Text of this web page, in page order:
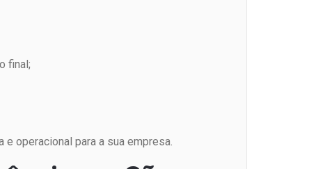
final;
operacional para a sua empresa.